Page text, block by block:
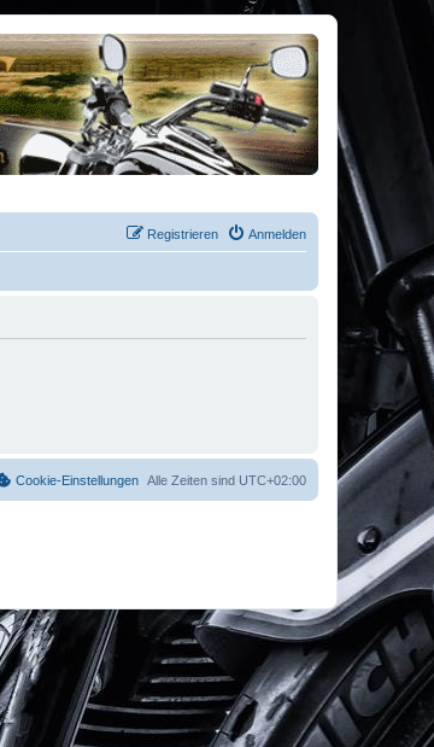
Anmelden
Registrieren
Alle Zeiten sind UTC+02:00
Cookie-Einstellungen